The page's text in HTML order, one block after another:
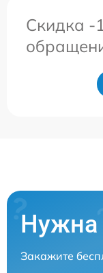
Скидка -
Нужна
Закажите